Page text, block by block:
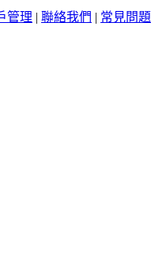
管理 | 聯絡我們 | 常見問題